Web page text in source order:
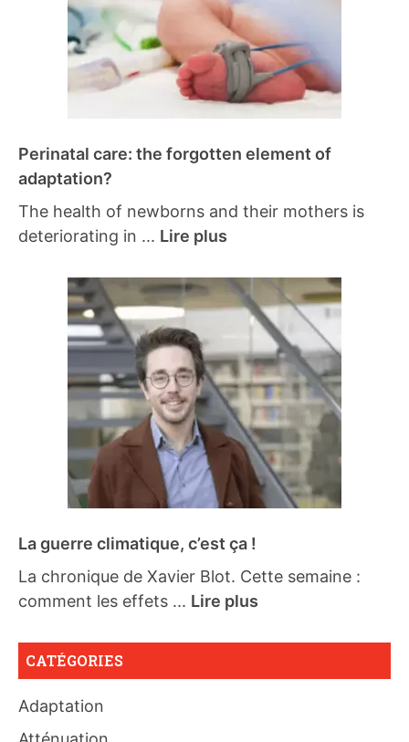
Perinatal care: the forgotten element of
adaptation?
The health of newborns and their mothers is
deteriorating in ... Lire plus
La guerre climatique, c’est ça !
La chronique de Xavier Blot. Cette semaine :
comment les effets ... Lire plus
CATÉGORIES
Adaptation